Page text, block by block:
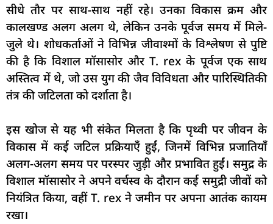
सीधे तौर पर साथ-साथ नहीं रहे। उनका विकास क्रम और
कालखण्ड अलग अलग थे, लेकिन उनके पूर्वज समय में मिले-
जुले थे। शोधकर्ताओं ने विभिन्न जीवाश्मों के विश्लेषण से पुष्टि
की है कि विशाल मॉसासोर और T. rex के पूर्वज एक साथ
अस्तित्व में थे, जो उस युग की जैव विविधता और पारिस्थितिकी
तंत्र की जटिलता को दर्शाता है।
इस खोज से यह भी संकेत मिलता है कि पृथ्वी पर जीवन के
विकास में कई जटिल प्रक्रियाएँ हुईं, जिनमें विभिन्न प्रजातियाँ
अलग-अलग समय पर परस्पर जुड़ी और प्रभावित हुईं। समुद्र के
विशाल मॉसासोर ने अपने वर्चस्व के दौरान कई समुद्री जीवों को
नियंत्रित किया, वहीं T. rex ने जमीन पर अपना आतंक कायम
रखा।